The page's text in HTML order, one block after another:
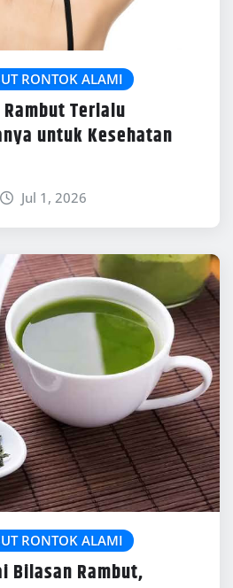
RONTOK ALAMI
Terlalu
untuk Kesehatan
Jul 1, 2026
RONTOK ALAMI
Bilasan Rambut,